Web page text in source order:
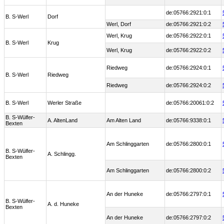
B. S-Werl Dorf
de:05766:2921:0:1
Werl, Dorf
de:05766:2921:0:2
B. S-Werl Krug
Werl, Krug de:05766:2922:0:1
Werl, Krug de:05766:2922:0:2
B. S-Werl Riedweg
Riedweg de:05766:2924:0:1
Riedweg de:05766:2924:0:2
B. S-Werl Werler Straße de:05766:20061:0:2
B. S-Wülfer-
Bexten
A. AltenLand Am Alten Land de:05766:9338:0:1
B. S-Wülfer-
Bexten
A. Schlingg.
Am Schlinggarten de:05766:2800:0:1
Am Schlinggarten de:05766:2800:0:2
B. S-Wülfer-
Bexten
A. d. Huneke
An der Huneke de:05766:2797:0:1
An der Huneke de:05766:2797:0:2